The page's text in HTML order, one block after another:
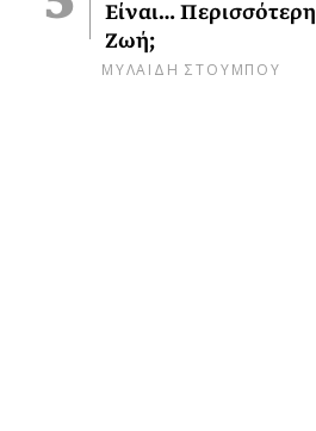
Είναι… Περισσότερη
Ζωή;
ΜΥΛΑΙΔΗ ΣΤΟΥΜΠΟΥ